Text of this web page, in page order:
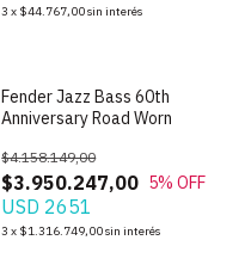
3 x $44.767,00sin interés
Fender Jazz Bass 60th
Anniversary Road Worn
$3.950.247,00
$4.158.149,00
5% OFF
USD 2651
3 x $1.316.749,00sin interés